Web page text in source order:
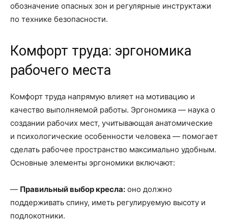
обозначение опасных зон и регулярные инструктажи
по технике безопасности.
Комфорт труда: эргономика
рабочего места
Комфорт труда напрямую влияет на мотивацию и
качество выполняемой работы. Эргономика — наука о
создании рабочих мест, учитывающая анатомические
и психологические особенности человека — помогает
сделать рабочее пространство максимально удобным.
Основные элементы эргономики включают:
— Правильный выбор кресла: оно должно
поддерживать спину, иметь регулируемую высоту и
подлокотники.